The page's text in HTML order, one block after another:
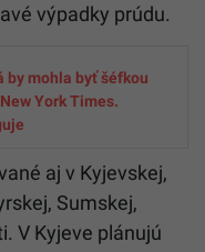
výpadky prúdu.
by mohla byť šéfkou
York Times.
aj v Kyjevskej,
Sumskej,
V Kyjeve plánujú